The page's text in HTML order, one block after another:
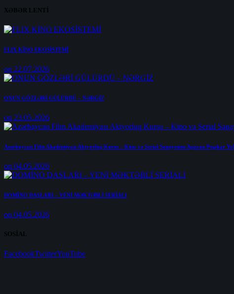
XƏBƏR LENTİ
FLIX KİNO EKOSİSTEMİ
on 22.07.2026
ONUN GÖZLƏRİ GÜLÜRDÜ – NƏRGİZ
on 23.05.2026
Azərbaycan Film Akademiyası Aktyorluq Kursu – Kino və Serial Sənayesinə Aparan Peşəkar Yol
on 04.05.2026
DOMİNO DAŞLARI – YENİ MƏKTƏBLİ SERİALI
on 04.05.2026
SOSİAL
FacebookTwitterYouTube